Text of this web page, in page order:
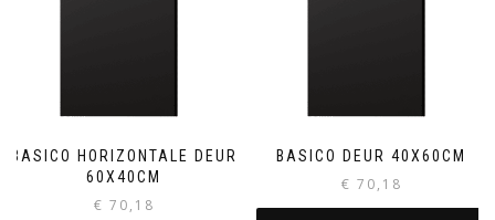
BASICO HORIZONTALE DEUR
60X40CM
€ 70,18
BASICO DEUR 40X60CM
€ 70,18